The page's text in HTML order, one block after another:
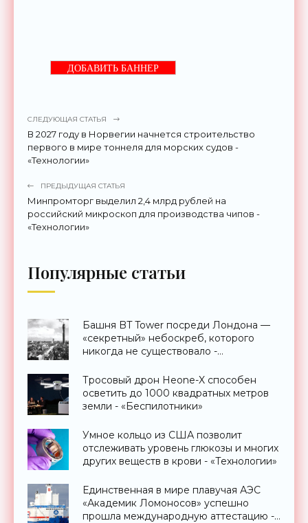
ДОБАВИТЬ БАННЕР
СЛЕДУЮЩАЯ СТАТЬЯ
В 2027 году в Норвегии начнется строительство
первого в мире тоннеля для морских судов -
«Технологии»
ПРЕДЫДУЩАЯ СТАТЬЯ
Минпромторг выделил 2,4 млрд рублей на
российский микроскоп для производства чипов -
«Технологии»
Популярные статьи
Башня BT Tower посреди Лондона —
«секретный» небоскреб, которого
никогда не существовало -
Тросовый дрон Heone-X способен
осветить до 1000 квадратных метров
земли - «Беспилотники»
Умное кольцо из США позволит
отслеживать уровень глюкозы и многих
других веществ в крови - «Технологии»
Единственная в мире плавучая АЭС
«Академик Ломоносов» успешно
прошла международную аттестацию -